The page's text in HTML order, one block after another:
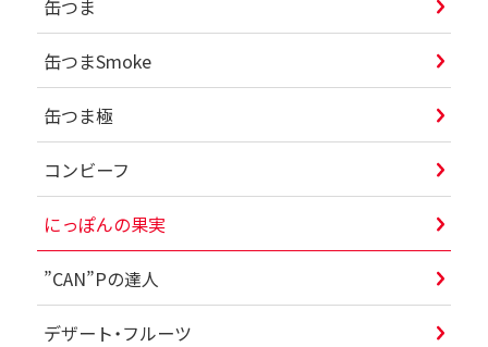
缶つま
缶つまSmoke
缶つま極
コンビーフ
にっぽんの果実
”CAN”Pの達人
デザート・フルーツ